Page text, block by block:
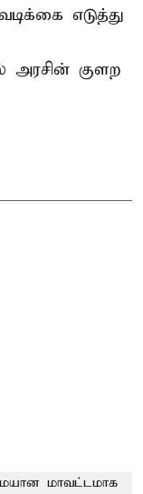
எடுத்து
அரசின் குளற